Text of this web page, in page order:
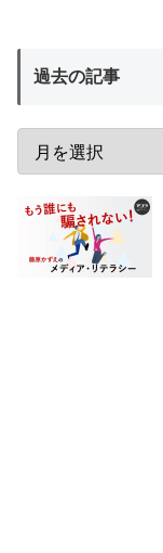
過去の記事